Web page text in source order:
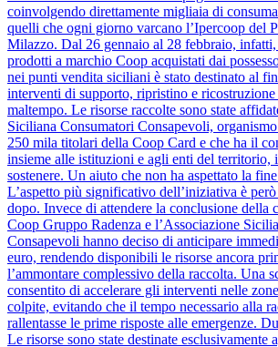
coinvolgendo direttamente migliaia di
quelli che ogni giorno varcano l’Ipercoop del
Milazzo. Dal 26 gennaio al 28 febbraio,
prodotti a marchio Coop acquistati dai
nei punti vendita siciliani è stato destinato al
interventi di supporto, ripristino e ricostruzione
maltempo. Le risorse raccolte sono state
Siciliana Consumatori Consapevoli,
250 mila titolari della Coop Card e che ha il
insieme alle istituzioni e agli enti del territorio,
sostenere. Un aiuto che non ha aspettato la
L’aspetto più significativo dell’iniziativa è
dopo. Invece di attendere la conclusione della
Coop Gruppo Radenza e l’Associazione
Consapevoli hanno deciso di anticipare
euro, rendendo disponibili le risorse ancora
l’ammontare complessivo della raccolta. Una
consentito di accelerare gli interventi nelle
colpite, evitando che il tempo necessario alla
rallentasse le prime risposte alle emergenze.
Le risorse sono state destinate esclusivamente